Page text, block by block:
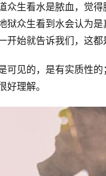
众生看水是脓血，觉
狱众生看到水会认为
始就告诉我们，这都
可见的，是有实质性
理解。